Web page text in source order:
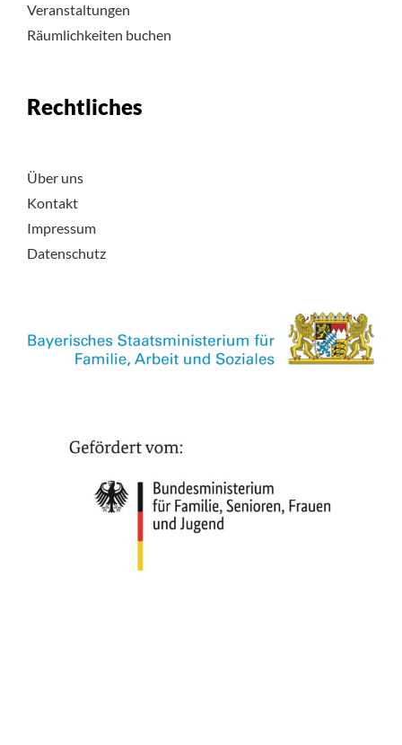
Veranstaltungen
Räumlichkeiten buchen
Rechtliches
Über uns
Kontakt
Impressum
Datenschutz